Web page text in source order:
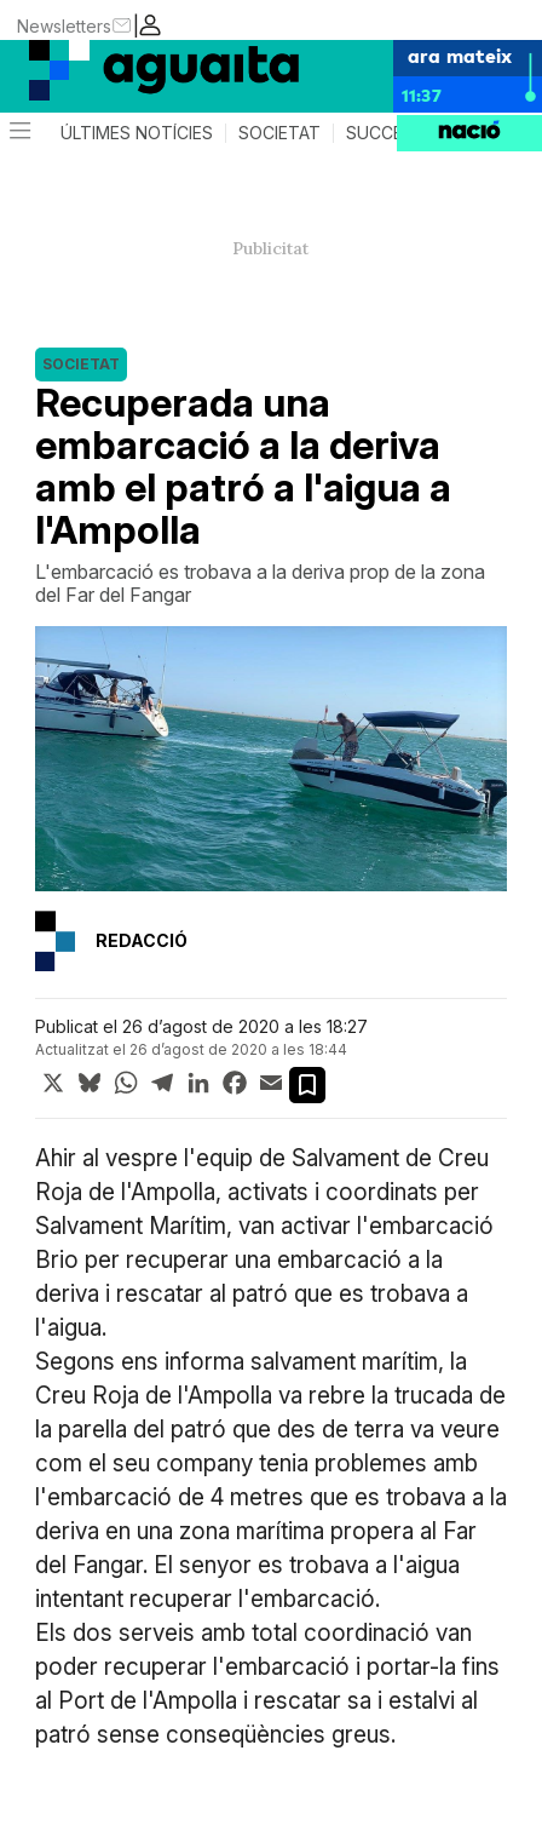
|
Newsletters
ara mateix
11:37
ÚLTIMES NOTÍCIES SOCIETAT SUCCESSOS AGENDA
Recuperada una
embarcació a la deriva
amb el patró a l'aigua a
l'Ampolla
SOCIETAT
L'embarcació es trobava a la deriva prop de la zona
del Far del Fangar
REDACCIÓ
Publicat el 26 d’agost de 2020 a les 18:27
Actualitzat el 26 d’agost de 2020 a les 18:44
X BlueskyWhatsApp
TelegramLinkedInFacebook
Email
Ahir al vespre l'equip de Salvament de Creu
Roja de l'Ampolla, activats i coordinats per
Salvament Marítim, van activar l'embarcació
Brio per recuperar una embarcació a la
deriva i rescatar al patró que es trobava a
l'aigua.
Segons ens informa salvament marítim, la
Creu Roja de l'Ampolla va rebre la trucada de
la parella del patró que des de terra va veure
com el seu company tenia problemes amb
l'embarcació de 4 metres que es trobava a la
deriva en una zona marítima propera al Far
del Fangar. El senyor es trobava a l'aigua
intentant recuperar l'embarcació.
Els dos serveis amb total coordinació van
poder recuperar l'embarcació i portar-la fins
al Port de l'Ampolla i rescatar sa i estalvi al
patró sense conseqüències greus.